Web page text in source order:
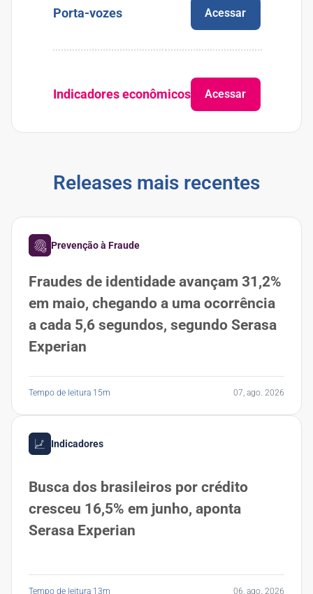
Porta-vozes Acessar
Indicadores econômicos Acessar
Releases mais recentes
Prevenção à Fraude
Fraudes de identidade avançam 31,2%
em maio, chegando a uma ocorrência
a cada 5,6 segundos, segundo Serasa
Experian
Tempo de leitura 15m 07, ago. 2026
Indicadores
Busca dos brasileiros por crédito
cresceu 16,5% em junho, aponta
Serasa Experian
Tempo de leitura 13m 06, ago. 2026